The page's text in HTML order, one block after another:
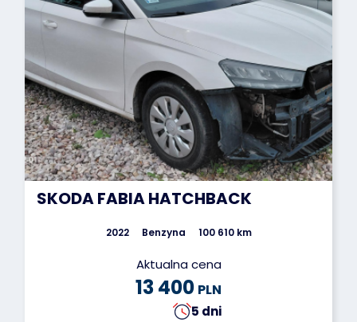
SKODA FABIA HATCHBACK
2022 Benzyna 100 610 km
Aktualna cena
13 400 PLN
5 dni